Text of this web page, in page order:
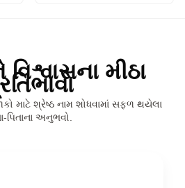
મીઠા
માટે શ્રેષ્ઠ નામ શોધવામાં સફળ થયેલા
પિતાના અનુભવો.